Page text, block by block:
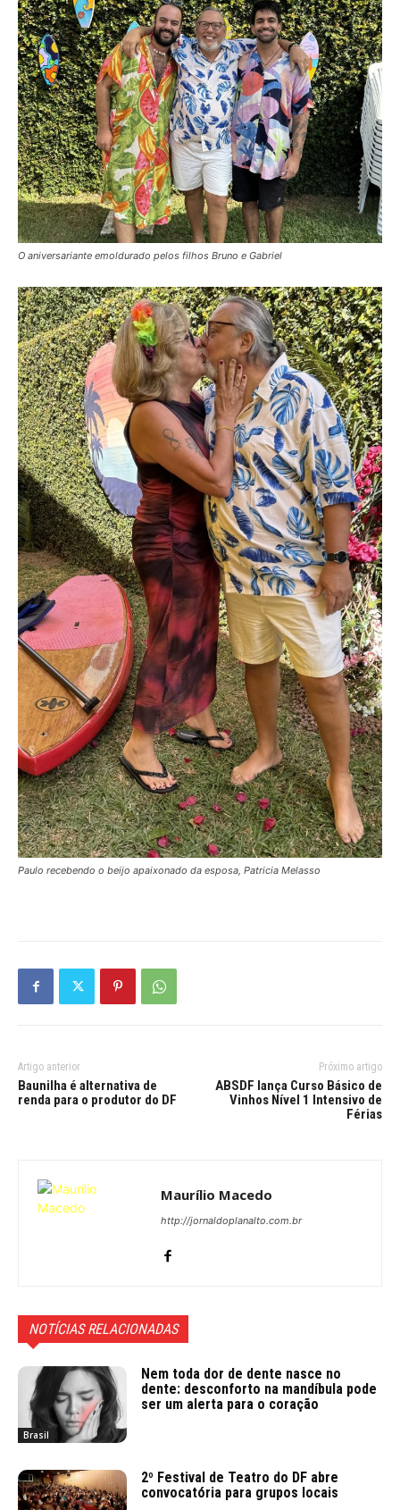
O aniversariante emoldurado pelos filhos Bruno e Gabriel
Paulo recebendo o beijo apaixonado da esposa, Patricia Melasso
Artigo anterior
Baunilha é alternativa de
renda para o produtor do DF
Próximo artigo
ABSDF lança Curso Básico de
Vinhos Nível 1 Intensivo de
Férias
Maurílio Macedo
http://jornaldoplanalto.com.br
NOTÍCIAS RELACIONADAS
Brasil
Nem toda dor de dente nasce no
dente: desconforto na mandíbula pode
ser um alerta para o coração
2º Festival de Teatro do DF abre
convocatória para grupos locais